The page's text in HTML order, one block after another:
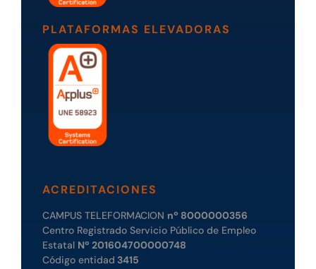
PLATAFORMAS ELEVADORAS
ACREDITACIONES
CAMPUS TELEFORMACION nº 8000000356
Centro Registrado Servicio Público de Empleo
Estatal Nº 201604700000748
Código entidad 3415